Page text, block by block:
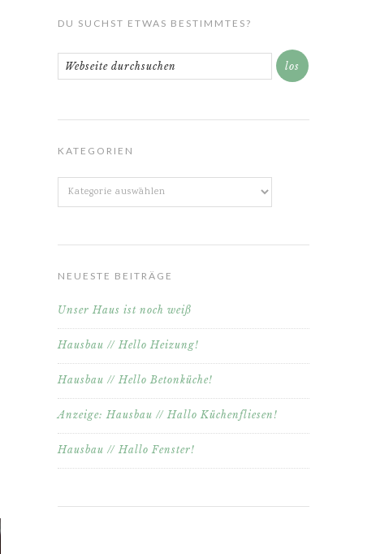
DU SUCHST ETWAS BESTIMMTES?
KATEGORIEN
Kategorien
NEUESTE BEITRÄGE
Unser Haus ist noch weiß
Hausbau // Hello Heizung!
Hausbau // Hello Betonküche!
Anzeige: Hausbau // Hallo Küchenfliesen!
Hausbau // Hallo Fenster!